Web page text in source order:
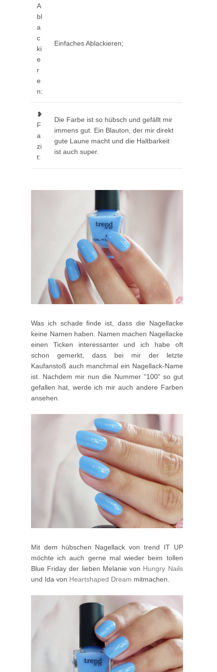
A
bl
a
c
ki
e
r
e
n:
Einfaches Ablackieren;
❥
F
a
zi
t:
Die Farbe ist so hübsch und gefällt mir
immens gut. Ein Blauton, der mir direkt
gute Laune macht und die Haltbarkeit
ist auch super.
Was ich schade finde ist, dass die Nagellacke
keine Namen haben. Namen machen Nagellacke
einen Ticken interessanter und ich habe oft
schon gemerkt, dass bei mir der letzte
Kaufanstoß auch manchmal ein Nagellack-Name
ist. Nachdem mir nun die Nummer "100" so gut
gefallen hat, werde ich mir auch andere Farben
ansehen.
Mit dem hübschen Nagellack von trend IT UP
möchte ich auch gerne mal wieder beim tollen
Blue Friday der lieben Melanie von Hungry Nails
und Ida von Heartshaped Dream mitmachen.